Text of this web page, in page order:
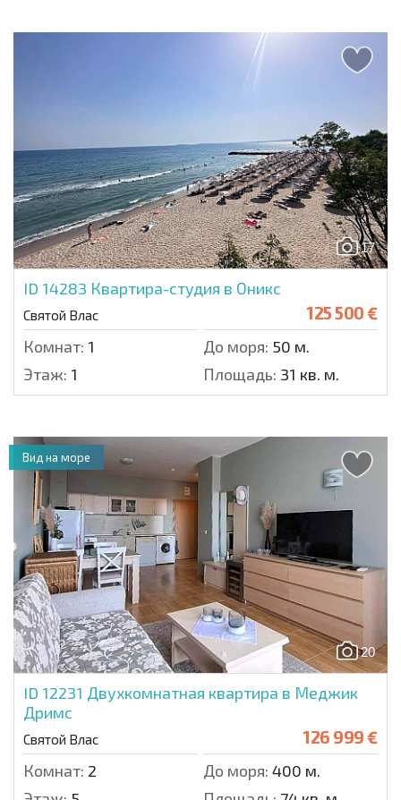
17
ID 14283 Квартира-студия в Оникс
Святой Влас 125 500 €
Комнат: 1 До моря: 50 м.
Этаж: 1 Площадь: 31 кв. м.
20
ID 12231 Двухкомнатная квартира в Меджик
Дримс
Святой Влас 126 999 €
Комнат: 2 До моря: 400 м.
Вид на море